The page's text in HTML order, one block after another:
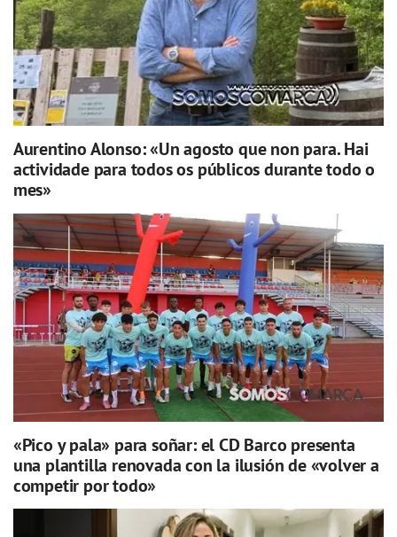
Aurentino Alonso: «Un agosto que non para. Hai
actividade para todos os públicos durante todo o
mes»
«Pico y pala» para soñar: el CD Barco presenta
una plantilla renovada con la ilusión de «volver a
competir por todo»